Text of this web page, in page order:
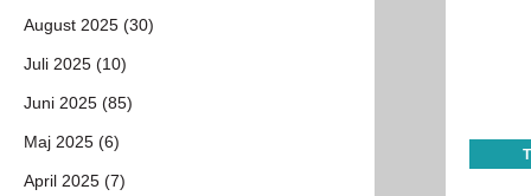
August 2025 (30)
Juli 2025 (10)
Juni 2025 (85)
Maj 2025 (6)
April 2025 (7)